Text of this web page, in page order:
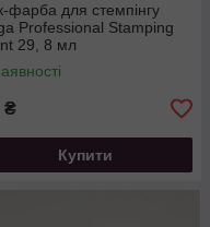
фарба для стемпінгу
Professional Stamping
29, 8 мл
₴
Купити